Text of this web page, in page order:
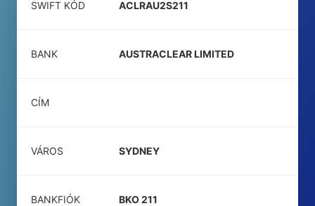
SWIFT KÓD ACLRAU2S211
BANK AUSTRACLEAR LIMITED
CÍM
VÁROS SYDNEY
BANKFIÓK BKO 211